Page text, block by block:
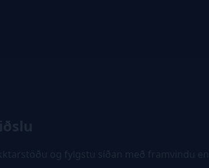
og fylgstu síðan með framvindu